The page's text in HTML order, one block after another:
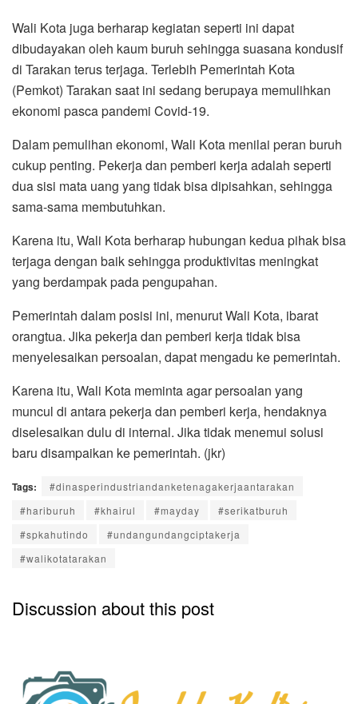
Wali Kota juga berharap kegiatan seperti ini dapat
dibudayakan oleh kaum buruh sehingga suasana kondusif
di Tarakan terus terjaga. Terlebih Pemerintah Kota
(Pemkot) Tarakan saat ini sedang berupaya memulihkan
ekonomi pasca pandemi Covid-19.
Dalam pemulihan ekonomi, Wali Kota menilai peran buruh
cukup penting. Pekerja dan pemberi kerja adalah seperti
dua sisi mata uang yang tidak bisa dipisahkan, sehingga
sama-sama membutuhkan.
Karena itu, Wali Kota berharap hubungan kedua pihak bisa
terjaga dengan baik sehingga produktivitas meningkat
yang berdampak pada pengupahan.
Pemerintah dalam posisi ini, menurut Wali Kota, ibarat
orangtua. Jika pekerja dan pemberi kerja tidak bisa
menyelesaikan persoalan, dapat mengadu ke pemerintah.
Karena itu, Wali Kota meminta agar persoalan yang
muncul di antara pekerja dan pemberi kerja, hendaknya
diselesaikan dulu di internal. Jika tidak menemui solusi
baru disampaikan ke pemerintah. (jkr)
Tags:
#dinasperindustriandanketenagakerjaantarakan
#hariburuh
#khairul #mayday
#serikatburuh
#spkahutindo
#undangundangciptakerja
#walikotatarakan
Discussion about this post